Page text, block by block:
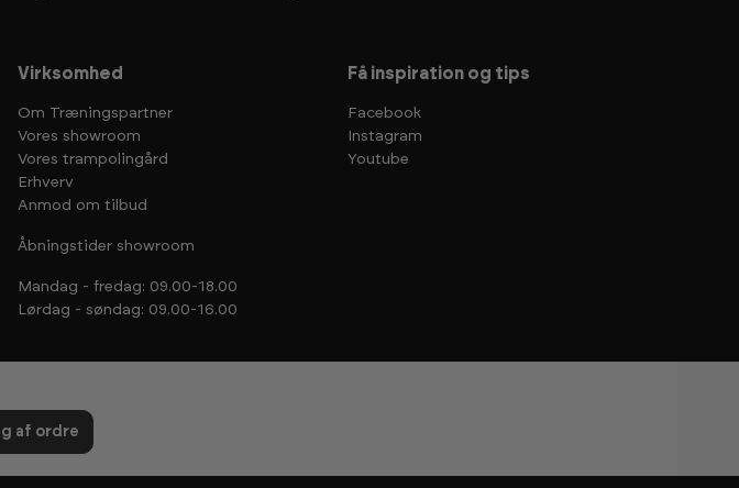
Virksomhed
Om Træningspartner
Vores showroom
Vores trampolingård
Erhverv
Anmod om tilbud
Åbningstider showroom
Mandag - fredag: 09.00-18.00
Lørdag - søndag: 09.00-16.00
Få inspiration og tips
Facebook
Instagram
Youtube
af ordre